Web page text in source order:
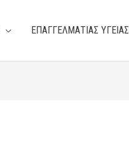
ΕΠΑΓΓΕΛΜΑΤΙΑΣ ΥΓΕΙΑΣ